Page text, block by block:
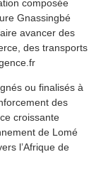
composée
Gnassingbé
avancer des
des transports
ou finalisés à
des
croissante
de Lomé
l’Afrique de